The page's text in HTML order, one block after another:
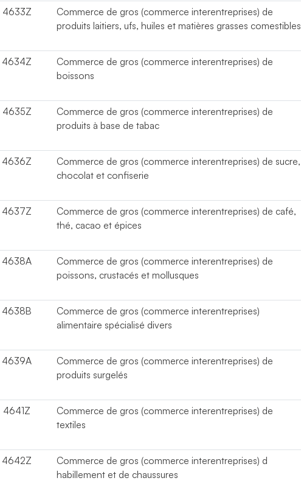
4633Z
Commerce de gros (commerce interentreprises) de
produits laitiers, ufs, huiles et matières grasses comestibles
4634Z
Commerce de gros (commerce interentreprises) de
boissons
4635Z
Commerce de gros (commerce interentreprises) de
produits à base de tabac
4636Z
Commerce de gros (commerce interentreprises) de sucre,
chocolat et confiserie
4637Z
Commerce de gros (commerce interentreprises) de café,
thé, cacao et épices
4638A
Commerce de gros (commerce interentreprises) de
poissons, crustacés et mollusques
4638B
Commerce de gros (commerce interentreprises)
alimentaire spécialisé divers
4639A
Commerce de gros (commerce interentreprises) de
produits surgelés
4641Z
Commerce de gros (commerce interentreprises) de
textiles
4642Z
Commerce de gros (commerce interentreprises) d
habillement et de chaussures